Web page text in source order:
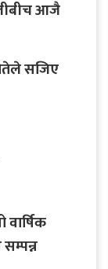
आजै
सजिए